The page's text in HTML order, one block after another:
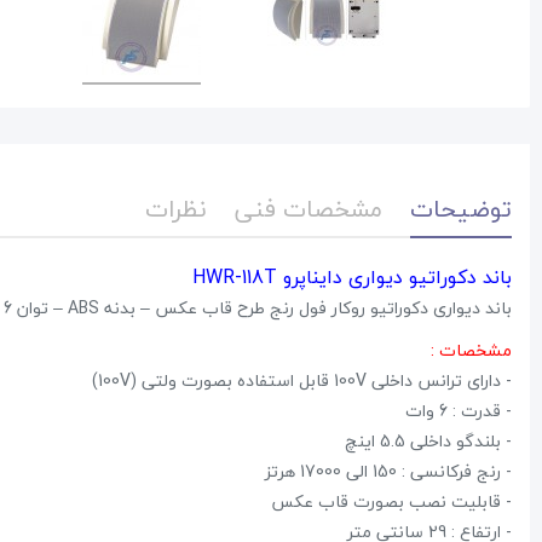
توضیحات مشخصات فنی نظرات
باند دکوراتیو دیواری دایناپرو HWR-118T
باند دیواری دکوراتیو روکار فول رنج طرح قاب عکس – بدنه ABS – توان 6 وات – یکعدد بلندگوی 5.5 اینچی
مشخصات :
- دارای ترانس داخلی 100V قابل استفاده بصورت ولتی (100V)
- قدرت : 6 وات
- بلندگو داخلی 5.5 اینچ
- رنج فرکانسی : 150 الی 17000 هرتز
- قابلیت نصب بصورت قاب عکس
- ارتفاع : 29 سانتی متر